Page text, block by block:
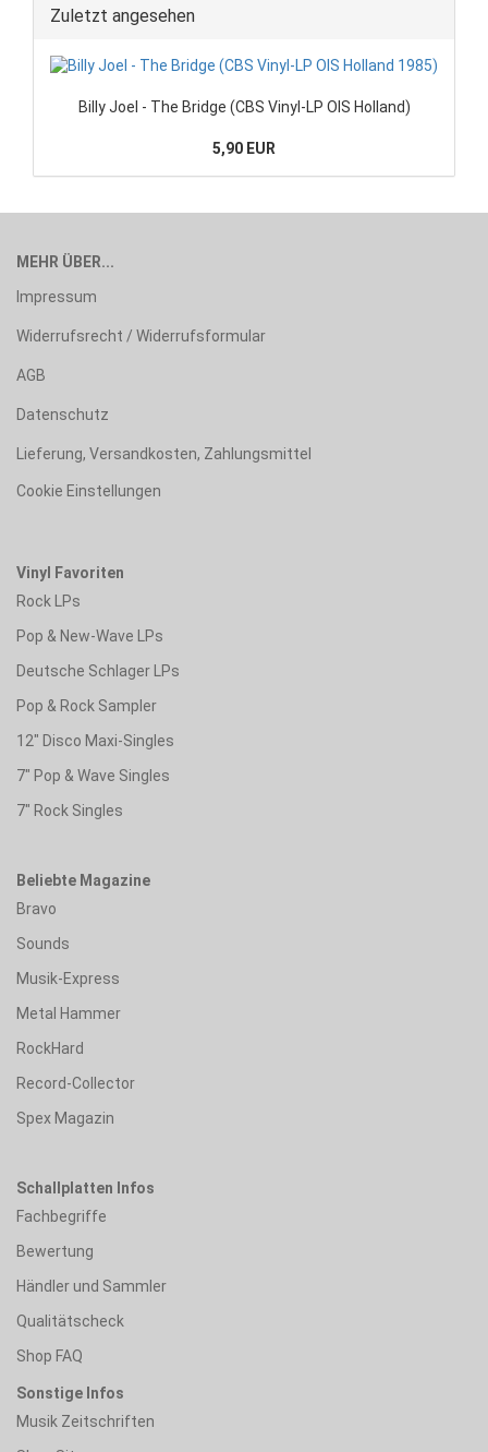
Zuletzt angesehen
Billy Joel - The Bridge (CBS Vinyl-LP OIS Holland)
5,90 EUR
MEHR ÜBER...
Impressum
Widerrufsrecht / Widerrufsformular
AGB
Datenschutz
Lieferung, Versandkosten, Zahlungsmittel
Cookie Einstellungen
Vinyl Favoriten
Rock LPs
Pop & New-Wave LPs
Deutsche Schlager LPs
Pop & Rock Sampler
12" Disco Maxi-Singles
7" Pop & Wave Singles
7" Rock Singles
Beliebte Magazine
Bravo
Sounds
Musik-Express
Metal Hammer
RockHard
Record-Collector
Spex Magazin
Schallplatten Infos
Fachbegriffe
Bewertung
Händler und Sammler
Qualitätscheck
Shop FAQ
Sonstige Infos
Musik Zeitschriften